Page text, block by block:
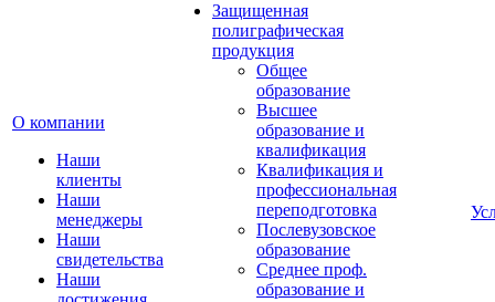
О компании
Наши
клиенты
Наши
менеджеры
Наши
свидетельства
Наши
Защищенная
полиграфическая
продукция
Общее
образование
Высшее
образование и
квалификация
Квалификация и
профессиональная
переподготовка
Послевузовское
образование
Среднее проф.
образование и